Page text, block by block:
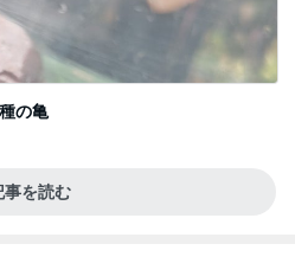
の亀
事を読む